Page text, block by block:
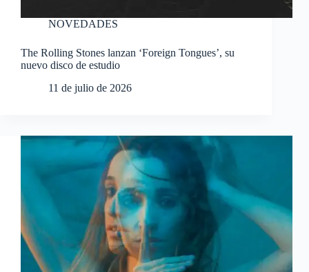
NOVEDADES
The Rolling Stones lanzan ‘Foreign Tongues’, su
nuevo disco de estudio
11 de julio de 2026